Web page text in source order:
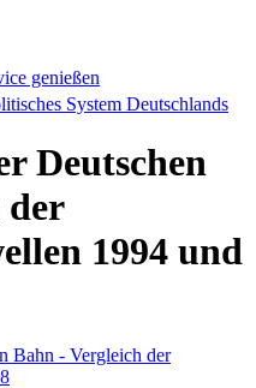
genießen
System Deutschlands
Deutschen
der
1994 und